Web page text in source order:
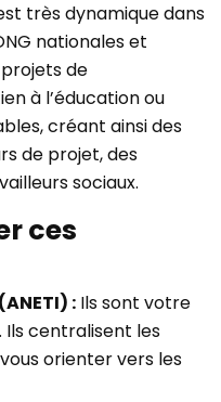
très dynamique dans
nationales et
de
à l’éducation ou
créant ainsi des
de projet, des
sociaux.
ces
: Ils sont votre
centralisent les
orienter vers les